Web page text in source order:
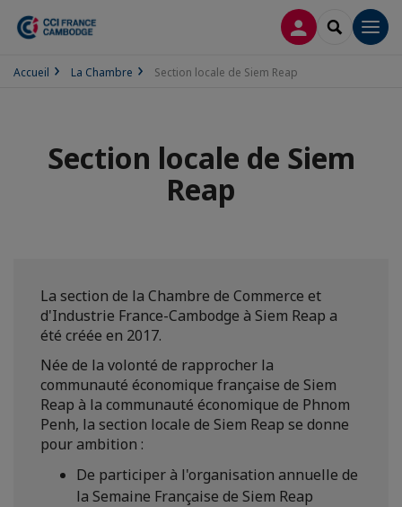
CONNEXION
Accueil La Chambre Section locale de Siem Reap
Section locale de Siem
Reap
La section de la Chambre de Commerce et
d'Industrie France-Cambodge à Siem Reap a
été créée en 2017.
Née de la volonté de rapprocher la
communauté économique française de Siem
Reap à la communauté économique de Phnom
Penh, la section locale de Siem Reap se donne
pour ambition :
De participer à l'organisation annuelle de
la Semaine Française de Siem Reap